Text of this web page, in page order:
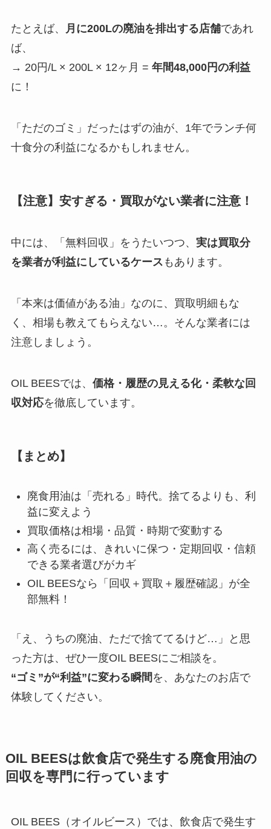
たとえば、 月に200Lの廃油を排出する店舗であれ
ば、
→ 20円/L × 200L × 12ヶ月 = 年間48,000円の利益
に！
「ただのゴミ」だったはずの油が、1年でランチ何
十食分の利益になるかもしれません。
【注意】安すぎる・買取がない業者に注意！
中には、「無料回収」をうたいつつ、 実は買取分
を業者が利益にしているケース もあります。
「本来は価値がある油」なのに、買取明細もな
く、相場も教えてもらえない…。そんな業者には
注意しましょう。
OIL BEESでは、 価格・履歴の見える化・柔軟な回
収対応を徹底しています。
【まとめ】
廃食用油は「売れる」時代。捨てるよりも、利
益に変えよう
買取価格は相場・品質・時期で変動する
高く売るには、きれいに保つ・定期回収・信頼
できる業者選びがカギ
OIL BEESなら「回収＋買取＋履歴確認」が全
部無料！
「え、うちの廃油、ただで捨ててるけど…」と思
った方は、ぜひ一度OIL BEESにご相談を。
“ゴミ”が“利益”に変わる瞬間 を、あなたのお店で
体験してください。
OIL BEESは飲食店で発生する廃食用油の
回収を専門に行っています
OIL BEES（オイルビース）では、飲食店で発生す